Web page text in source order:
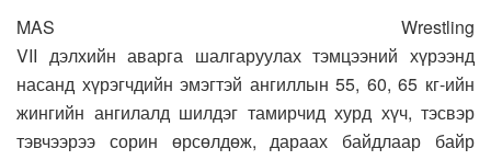
MAS Wrestling
VII дэлхийн аварга шалгаруулах тэмцээний хүрээнд
насанд хүрэгчдийн эмэгтэй ангиллын 55, 60, 65 кг-ийн
жингийн ангилалд шилдэг тамирчид хурд хүч, тэсвэр
тэвчээрээ сорин өрсөлдөж, дараах байдлаар байр